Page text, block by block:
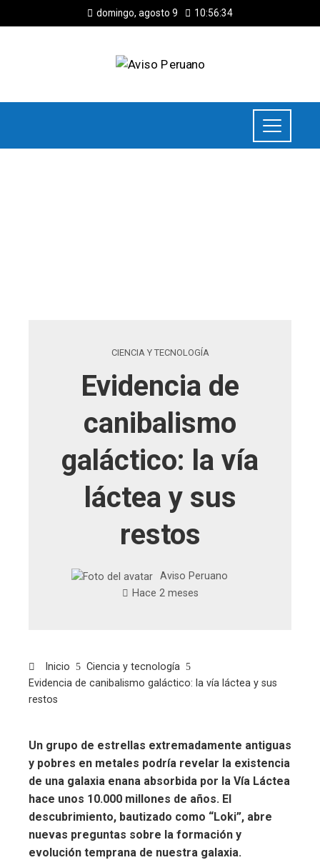
domingo, agosto 9 10:56:35
CIENCIA Y TECNOLOGÍA
Evidencia de
canibalismo
galáctico: la vía
láctea y sus
restos
Aviso Peruano
Hace 2 meses
Inicio
Ciencia y tecnología
Evidencia de canibalismo galáctico: la vía láctea y sus
restos
Un grupo de estrellas extremadamente antiguas
y pobres en metales podría revelar la existencia
de una galaxia enana absorbida por la Vía Láctea
hace unos 10.000 millones de años. El
descubrimiento, bautizado como “Loki”, abre
nuevas preguntas sobre la formación y
evolución temprana de nuestra galaxia.